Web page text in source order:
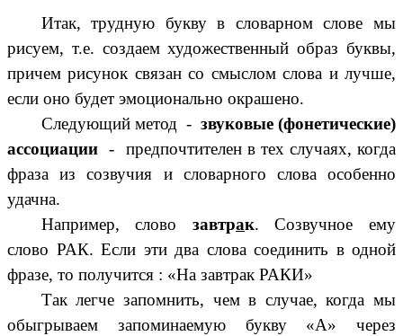
Итак, трудную букву в словарном слове мы
рисуем, т.е. создаем художественный образ буквы,
причем рисунок связан со смыслом слова и лучше,
если оно будет эмоционально окрашено.
Следующий метод - звуковые (фонетические)
ассоциации - предпочтителен в тех случаях, когда
фраза из созвучия и словарного слова особенно
удачна.
Например, слово завтрак. Созвучное ему
слово РАК. Если эти два слова соединить в одной
фразе, то получится : «На завтрак РАКИ»
Так легче запомнить, чем в случае, когда мы
обыгрываем запоминаемую букву «А» через